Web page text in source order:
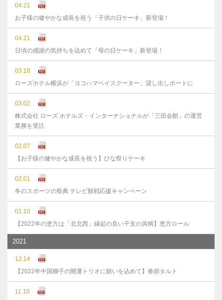
04.21
お子様の健やかな成長を祝う「子供の日ケーキ」新登場！
04.21
日頃の感謝の気持ちを込めて「母の日ケーキ」新登場！
03.18
ローズホテル横浜が「ヨコハマベイスクーター」貸し出しポートに
03.02
株式会社 ローズ ホテルズ・インターナショナルが「三田会館」の運営
業務を受託
02.07
【お子様の健やかな成長を祝う】ひな祭りケーキ
02.01
冬のスポーツの祭典 テレビ観戦応援キャンペーン
01.10
【2022年の恵方は「北北西」縁起の良い干支の寅柄】恵方ロール
2021
12.14
【2022年中国獅子の開運トリオに願いを込めて】春節タルト
11.10